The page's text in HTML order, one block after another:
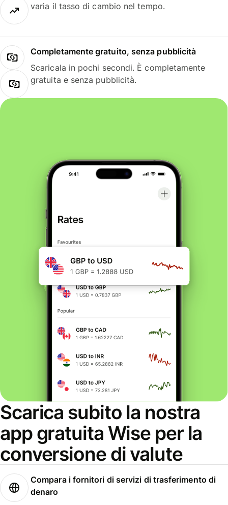
varia il tasso di cambio nel tempo.
Completamente gratuito, senza pubblicità
Scaricala in pochi secondi. È completamente
gratuita e senza pubblicità.
Scarica subito la nostra
app gratuita Wise per la
conversione di valute
Compara i fornitori di servizi di trasferimento di
denaro